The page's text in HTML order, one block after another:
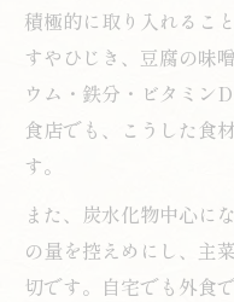
積極的に取り入れるこ
すやひじき、豆腐の味
ウム・鉄分・ビタミン
食店でも、こうした食
す。
また、炭水化物中心に
の量を控えめにし、主
切です。自宅でも外食